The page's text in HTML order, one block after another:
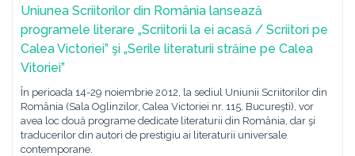
Uniunea Scriitorilor din România lansează
programele literare „Scriitorii la ei acasă / Scriitori pe
Calea Victoriei” şi „Serile literaturii străine pe Calea
Vitoriei”
În perioada 14-29 noiembrie 2012, la sediul Uniunii Scriitorilor din
România (Sala Oglinzilor, Calea Victoriei nr. 115, Bucureşti), vor
avea loc două programe dedicate literaturii din România, dar şi
traducerilor din autori de prestigiu ai literaturii universale
contemporane.